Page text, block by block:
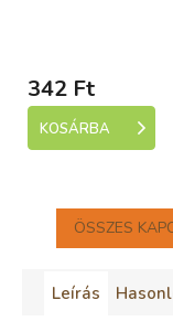
342 Ft
KOSÁRBA
ÖSSZES
Leírás